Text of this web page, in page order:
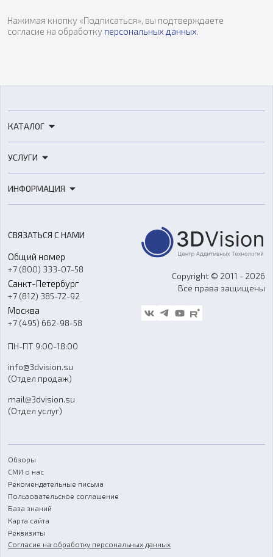
Нажимая кнопку «Подписаться», вы подтверждаете
согласие на обработку персональных данных.
КАТАЛОГ
3D-сканеры
Расходные материалы
Оборудование и материалы для вакуумного литья
Аксессуары и прочее оборудование
Программное обеспечение
УСЛУГИ
3D-моделирование
Ремонт и услуги
ИНФОРМАЦИЯ
О компании
Контакты
Гос. закупки
Стать дилером
Блог
FAQ
СВЯЗАТЬСЯ С НАМИ
Общий номер
+7 (800) 333-07-58
Санкт-Петербург
+7 (812) 385-72-92
Москва
+7 (495) 662-98-58
ПН-ПТ 9:00-18:00
info@3dvision.su
(Отдел продаж)
mail@3dvision.su
(Отдел услуг)
Copyright © 2011 - 2026
Все права защищены
Обзоры
СМИ о нас
Рекомендательные письма
Пользовательское соглашение
База знаний
Карта сайта
Реквизиты
Согласие на обработку персональных данных